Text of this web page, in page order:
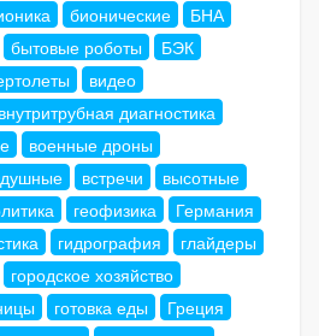
бионические
БНА
бытовые роботы
БЭК
видео
внутритрубная диагностика
военные дроны
встречи
высотные
геофизика
Германия
гидрография
глайдеры
городское хозяйство
готовка еды
Греция